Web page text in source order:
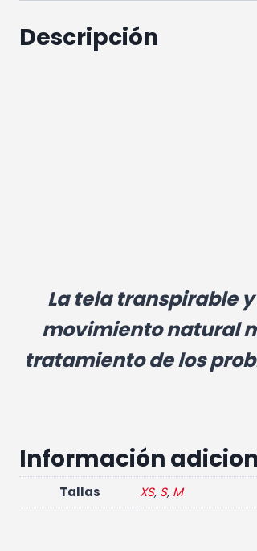
Descripción
La tela transpirable
movimiento natural
tratamiento de los
Información
Tallas XS, S, M